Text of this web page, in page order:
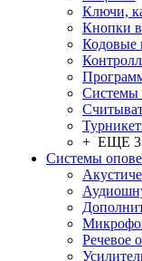
Ключи,
Кнопки
Кодовые
Системы
+ ЕЩЕ 3
Системы
Речевое